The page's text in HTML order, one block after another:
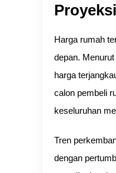
Harga rumah
depan.
harga
calon pembeli
keseluruhan
Tren
dengan